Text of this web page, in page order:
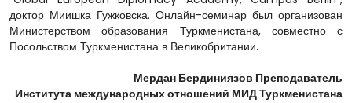
доктор Миишка Гужковска. Онлайн-семинар был организован
Министерством образования Туркменистана, совместно с
Посольством Туркменистана в Великобритании.
Мердан Бердиниязов Преподаватель
Института международных отношений МИД Туркменистана